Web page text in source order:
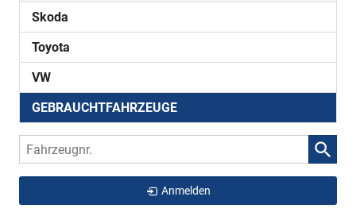
Skoda
Toyota
VW
GEBRAUCHTFAHRZEUGE
Fahrzeugnr.
Anmelden